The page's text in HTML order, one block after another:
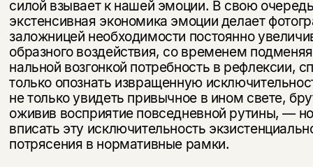
силой взывает к нашей эмоции. В свою
экстенсивная эко­номика эмоции делает
заложницей необходимости постоянно
образного воздействия, со временем
нальной возгонкой потребность в рефлексии,
только опознать извращенную
не только увидеть привычное в ином свете,
оживив восприятие повседневной рутины, —
вписать эту исключительность
потрясения в нор­мативные рамки.